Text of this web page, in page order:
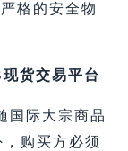
格的安全物
货交易平台
国际大宗商品
购买方必须